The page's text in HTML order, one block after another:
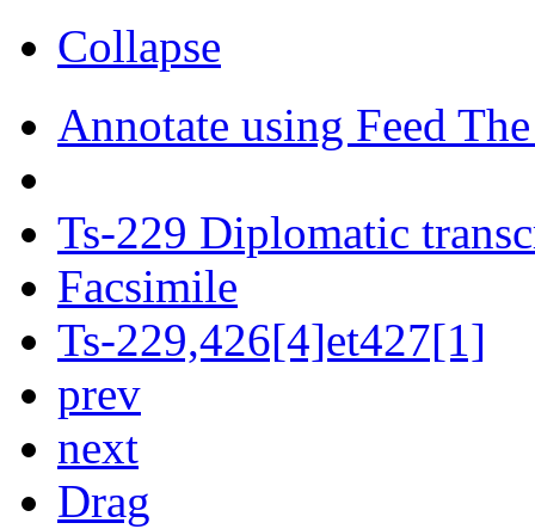
Collapse
Annotate using Feed
Ts-229 Diplomatic
Facsimile
Ts-229,426[4]et427[1]
prev
next
Drag